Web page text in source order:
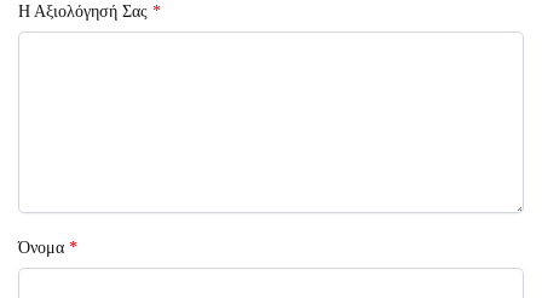
Η Αξιολόγησή Σας *
Όνομα *